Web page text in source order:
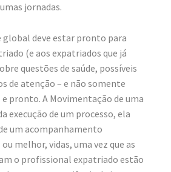
jornadas.
global deve estar pronto para
(e aos expatriados que já
questões de saúde, possíveis
de atenção – e não somente
pronto. A Movimentação de uma
execução de um processo, ela
um acompanhamento
melhor, vidas, uma vez que as
o profissional expatriado estão